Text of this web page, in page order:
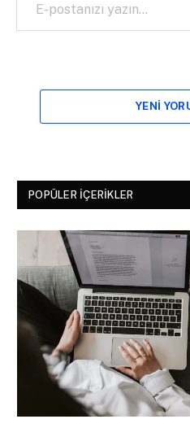
YENI
POPÜLER İÇERIKLER